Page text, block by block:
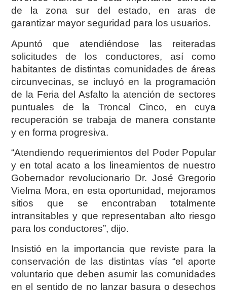
de la zona sur del estado, en aras de
garantizar mayor seguridad para los usuarios.
Apuntó que atendiéndose las reiteradas
solicitudes de los conductores, así como
habitantes de distintas comunidades de áreas
circunvecinas, se incluyó en la programación
de la Feria del Asfalto la atención de sectores
puntuales de la Troncal Cinco, en cuya
recuperación se trabaja de manera constante
y en forma progresiva.
“Atendiendo requerimientos del Poder Popular
y en total acato a los lineamientos de nuestro
Gobernador revolucionario Dr. José Gregorio
Vielma Mora, en esta oportunidad, mejoramos
sitios que se encontraban totalmente
intransitables y que representaban alto riesgo
para los conductores”, dijo.
Insistió en la importancia que reviste para la
conservación de las distintas vías “el aporte
voluntario que deben asumir las comunidades
en el sentido de no lanzar basura o desechos